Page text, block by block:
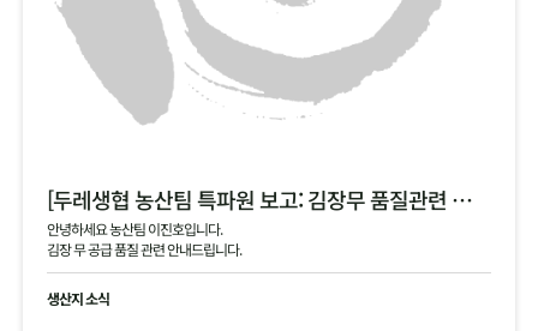
[두레생협 농산팀 특파원 보고: 김장무 품질관련 안내]
안녕하세요 농산팀 이진호입니다.
김장 무 공급 품질 관련 안내드립니다.
생산지 소식